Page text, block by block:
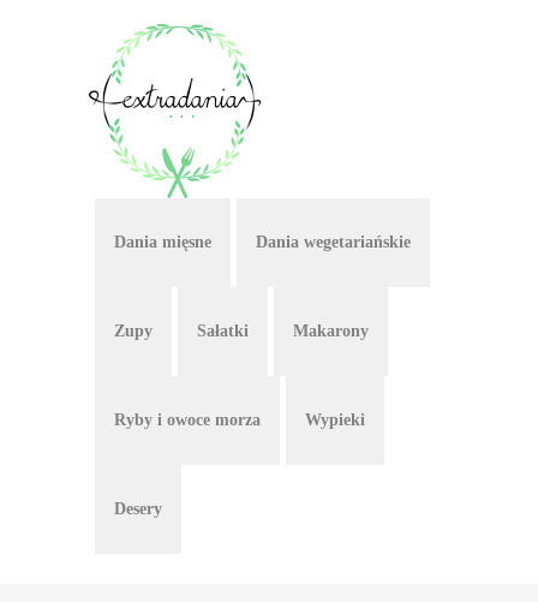
Dania mięsne Dania wegetariańskie
Zupy Sałatki Makarony
Ryby i owoce morza Wypieki
Desery